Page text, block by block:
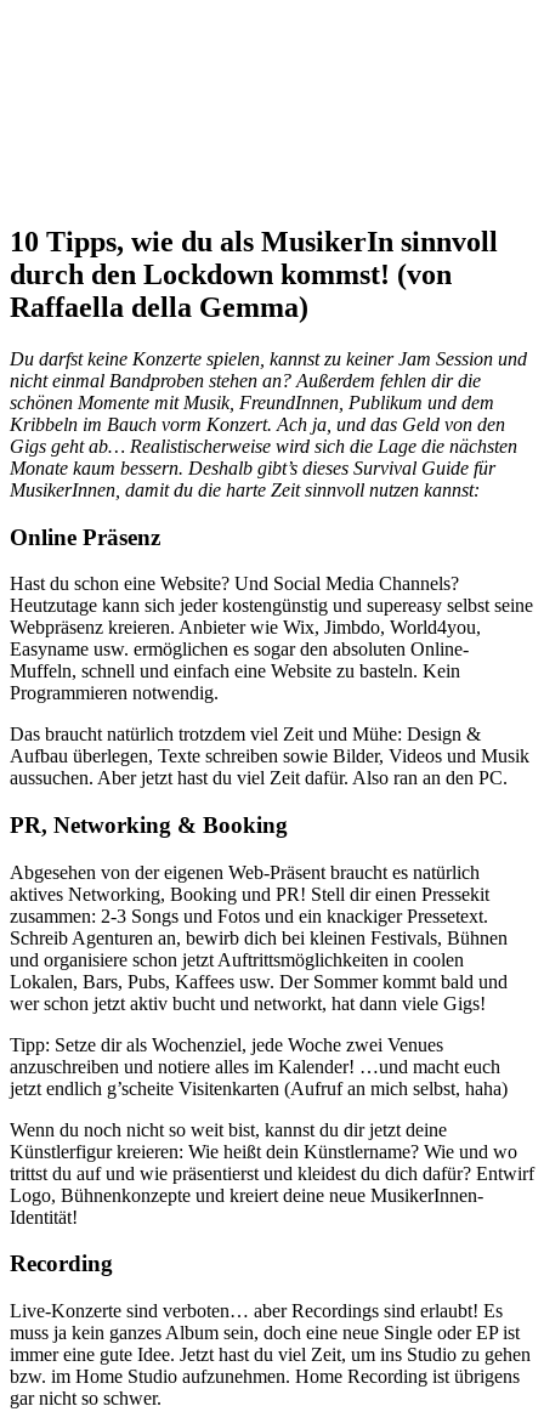
10 Tipps, wie du als MusikerIn sinnvoll
durch den Lockdown kommst! (von
Raffaella della Gemma)
Du darfst keine Konzerte spielen, kannst zu keiner Jam Session und
nicht einmal Bandproben stehen an? Außerdem fehlen dir die
schönen Momente mit Musik, FreundInnen, Publikum und dem
Kribbeln im Bauch vorm Konzert. Ach ja, und das Geld von den
Gigs geht ab… Realistischerweise wird sich die Lage die nächsten
Monate kaum bessern. Deshalb gibt’s dieses Survival Guide für
MusikerInnen, damit du die harte Zeit sinnvoll nutzen kannst:
Online Präsenz
Hast du schon eine Website? Und Social Media Channels?
Heutzutage kann sich jeder kostengünstig und supereasy selbst seine
Webpräsenz kreieren. Anbieter wie Wix, Jimbdo, World4you,
Easyname usw. ermöglichen es sogar den absoluten Online-
Muffeln, schnell und einfach eine Website zu basteln. Kein
Programmieren notwendig.
Das braucht natürlich trotzdem viel Zeit und Mühe: Design &
Aufbau überlegen, Texte schreiben sowie Bilder, Videos und Musik
aussuchen. Aber jetzt hast du viel Zeit dafür. Also ran an den PC.
PR, Networking & Booking
Abgesehen von der eigenen Web-Präsent braucht es natürlich
aktives Networking, Booking und PR! Stell dir einen Pressekit
zusammen: 2-3 Songs und Fotos und ein knackiger Pressetext.
Schreib Agenturen an, bewirb dich bei kleinen Festivals, Bühnen
und organisiere schon jetzt Auftrittsmöglichkeiten in coolen
Lokalen, Bars, Pubs, Kaffees usw. Der Sommer kommt bald und
wer schon jetzt aktiv bucht und networkt, hat dann viele Gigs!
Tipp: Setze dir als Wochenziel, jede Woche zwei Venues
anzuschreiben und notiere alles im Kalender! …und macht euch
jetzt endlich g’scheite Visitenkarten (Aufruf an mich selbst, haha)
Wenn du noch nicht so weit bist, kannst du dir jetzt deine
Künstlerfigur kreieren: Wie heißt dein Künstlername? Wie und wo
trittst du auf und wie präsentierst und kleidest du dich dafür? Entwirf
Logo, Bühnenkonzepte und kreiert deine neue MusikerInnen-
Identität!
Recording
Live-Konzerte sind verboten… aber Recordings sind erlaubt! Es
muss ja kein ganzes Album sein, doch eine neue Single oder EP ist
immer eine gute Idee. Jetzt hast du viel Zeit, um ins Studio zu gehen
bzw. im Home Studio aufzunehmen. Home Recording ist übrigens
gar nicht so schwer.